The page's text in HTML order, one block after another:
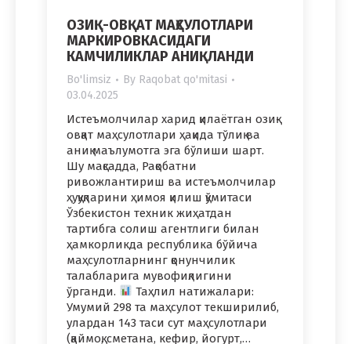
ОЗИҚ-ОВҚАТ МАҲСУЛОТЛАРИ
МАРКИРОВКАСИДАГИ
КАМЧИЛИКЛАР АНИҚЛАНДИ
Bo'limsiz By Raqobat qo'mitasi
03.04.2025
Истеъмолчилар харид қилаётган озиқ-
овқат маҳсулотлари ҳақида тўлиқ ва
аниқ маълумотга эга бўлиши шарт.
Шу мақсадда, Рақобатни
ривожлантириш ва истеъмолчилар
ҳуқуқларини ҳимоя қилиш қўмитаси
Ўзбекистон техник жиҳатдан
тартибга солиш агентлиги билан
ҳамкорликда республика бўйича
маҳсулотларнинг қонунчилик
талабларига мувофиқлигини
ўрганди.
Таҳлил натижалари:
Умумий 298 та маҳсулот текширилиб,
улардан 143 таси сут маҳсулотлари
(қаймоқ, сметана, кефир, йогурт,…